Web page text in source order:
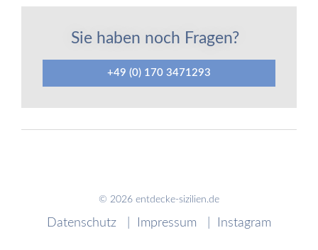
Sie haben noch Fragen?
+49 (0) 170 3471293
© 2026 entdecke-sizilien.de
Datenschutz Impressum Instagram